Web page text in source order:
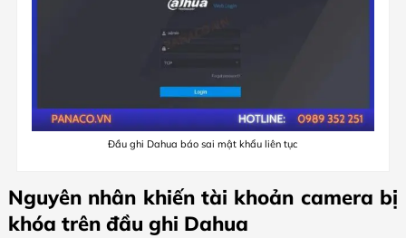
Đầu ghi Dahua báo sai mật khẩu liên tục
Nguyên nhân khiến tài khoản camera bị
khóa trên đầu ghi Dahua